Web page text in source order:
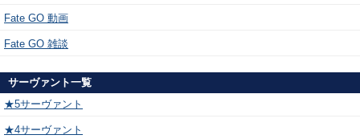
Fate GO 動画
Fate GO 雑談
サーヴァント一覧
★5サーヴァント
★4サーヴァント